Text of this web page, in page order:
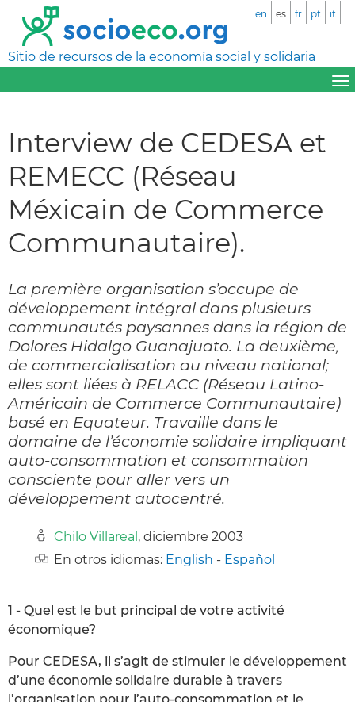
Sitio de recursos de la economía social y solidaria
en es fr pt it
Interview de CEDESA et
REMECC (Réseau
Méxicain de Commerce
Communautaire).
La première organisation s’occupe de
développement intégral dans plusieurs
communautés paysannes dans la région de
Dolores Hidalgo Guanajuato. La deuxième,
de commercialisation au niveau national;
elles sont liées à RELACC (Réseau Latino-
Américain de Commerce Communautaire)
basé en Equateur. Travaille dans le
domaine de l’économie solidaire impliquant
auto-consommation et consommation
consciente pour aller vers un
développement autocentré.
Chilo Villareal , diciembre 2003
En otros idiomas: English - Español
1 - Quel est le but principal de votre activité
économique?
Pour CEDESA, il s’agit de stimuler le développement
d’une économie solidaire durable à travers